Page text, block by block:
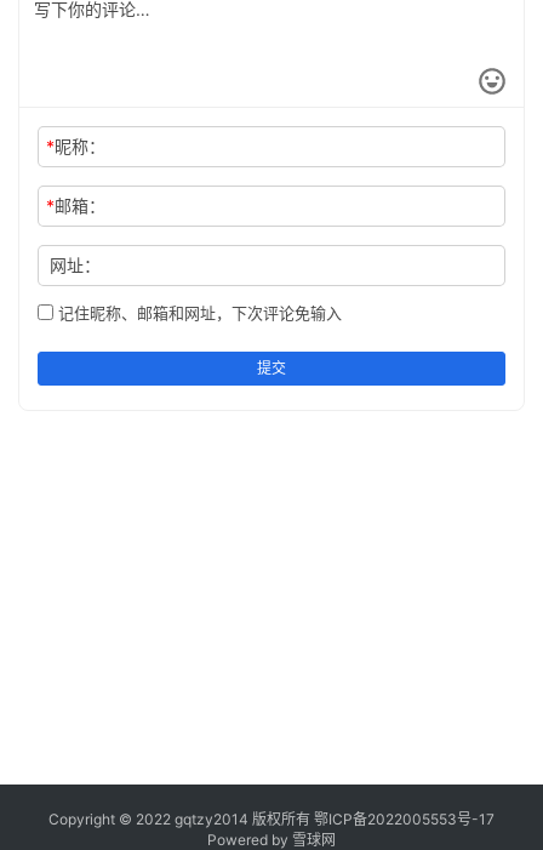
*昵称：
*邮箱：
网址：
记住昵称、邮箱和网址，下次评论免输入
提交
Copyright © 2022 gqtzy2014 版权所有 鄂ICP备2022005553号-17
Powered by 雪球网